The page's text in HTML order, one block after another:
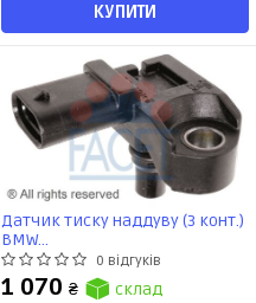
КУПИТИ
Датчик тиску наддуву (3 конт.)
BMW
1(E87/F20)/3(E90/F30)/5(F10)/
1.5-3.0D 06- (10.3210) Facet
0 відгуків
1 070 ₴ склад